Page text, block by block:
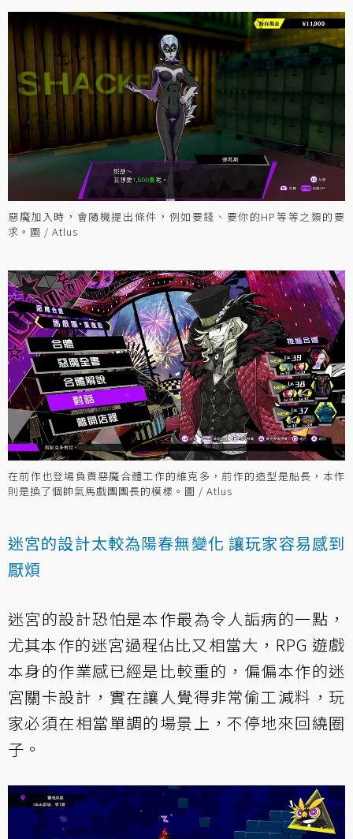
惡魔加入時，會隨機提出條件，例如要錢、要你的HP等等之類的要
求。圖 / Atlus
在前作也登場負責惡魔合體工作的維克多，前作的造型是船長，本作
則是換了個帥氣馬戲團團長的模樣。圖 / Atlus
迷宮的設計太較為陽春無變化 讓玩家容易感到
厭煩
迷宮的設計恐怕是本作最為令人詬病的一點，
尤其本作的迷宮過程佔比又相當大，RPG 遊戲
本身的作業感已經是比較重的，偏偏本作的迷
宮關卡設計，實在讓人覺得非常偷工減料，玩
家必須在相當單調的場景上，不停地來回繞圈
子。